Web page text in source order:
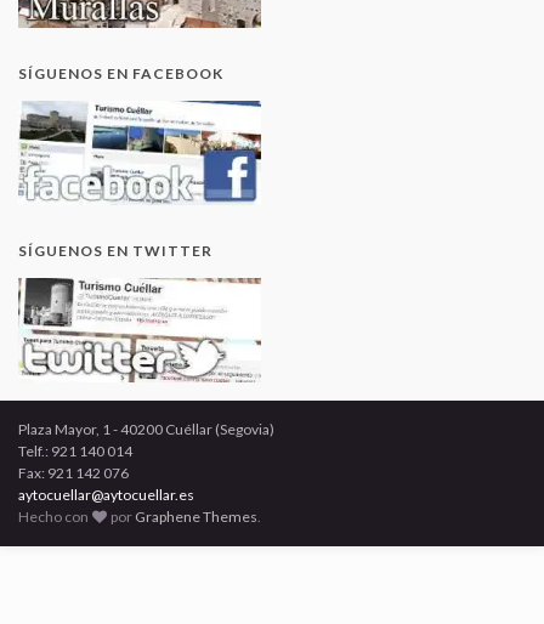
SÍGUENOS EN FACEBOOK
SÍGUENOS EN TWITTER
Plaza Mayor, 1 - 40200 Cuéllar (Segovia)
Telf.: 921 140 014
Fax: 921 142 076
aytocuellar@aytocuellar.es
Hecho con
por Graphene Themes